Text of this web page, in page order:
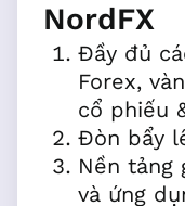
NordFX
Đầy đủ
Forex,
cổ phiếu
Đòn bẩy
Nền tảng
và ứng